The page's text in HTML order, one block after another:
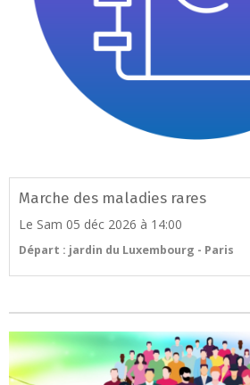
Marche des maladies rares
Le Sam 05 déc 2026 à 14:00
Départ : jardin du Luxembourg - Paris